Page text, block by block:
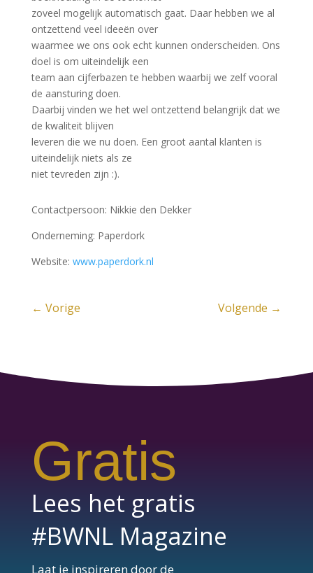
zoveel mogelijk automatisch gaat. Daar hebben we al
ontzettend veel ideeën over
waarmee we ons ook echt kunnen onderscheiden. Ons
doel is om uiteindelijk een
team aan cijferbazen te hebben waarbij we zelf vooral
de aansturing doen.
Daarbij vinden we het wel ontzettend belangrijk dat we
de kwaliteit blijven
leveren die we nu doen. Een groot aantal klanten is
uiteindelijk niets als ze
niet tevreden zijn :).
Contactpersoon: Nikkie den Dekker
Onderneming: Paperdork
Website: www.paperdork.nl
← Vorige Volgende →
Gratis
Lees het gratis
#BWNL Magazine
Laat je inspireren door de